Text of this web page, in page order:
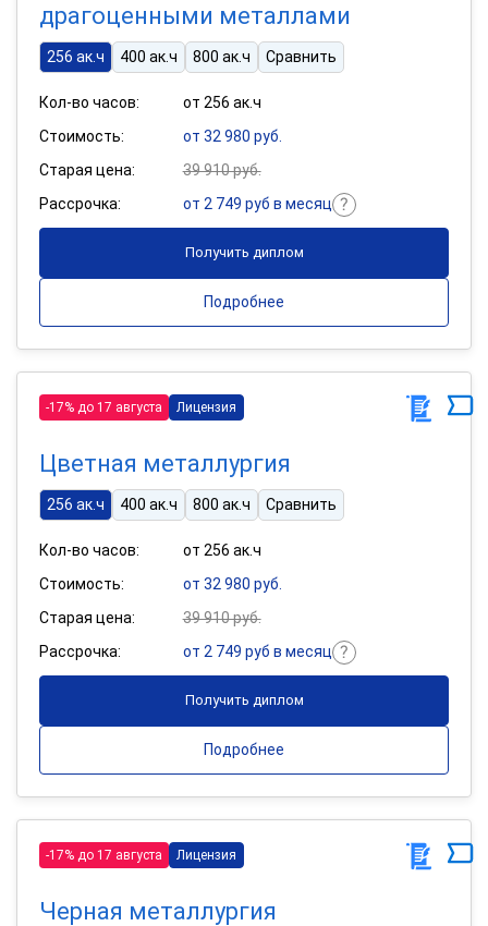
драгоценными металлами
256 ак.ч 400 ак.ч 800 ак.ч Сравнить
Кол-во часов:
от 256 ак.ч
Стоимость:
от 32 980 руб.
Старая цена:
39 910 руб.
Рассрочка:
от 2 749 руб в месяц
Получить диплом
Подробнее
-17% до 17 августа Лицензия
Цветная металлургия
256 ак.ч 400 ак.ч 800 ак.ч Сравнить
Кол-во часов:
от 256 ак.ч
Стоимость:
от 32 980 руб.
Старая цена:
39 910 руб.
Рассрочка:
от 2 749 руб в месяц
Получить диплом
Подробнее
-17% до 17 августа Лицензия
Черная металлургия